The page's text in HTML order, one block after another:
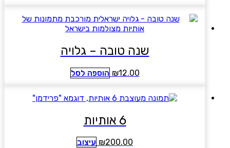
שנה טובה – גלויה
₪12.00 הוספה לסל
6 אותיות
₪200.00 עיצוב